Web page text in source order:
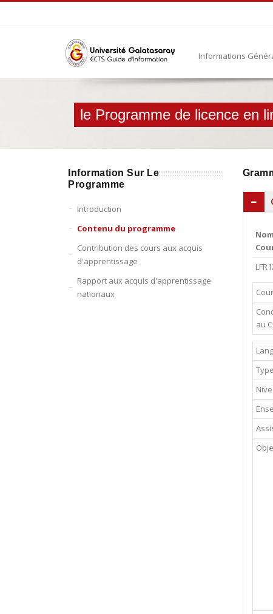
Informations
le Programme de licence en
Information Sur Le
Programme
Introduction
Contenu du programme
Contribution des cours aux acquis
d'apprentissage
Rapport aux acquis d'apprentissage
nationaux
au